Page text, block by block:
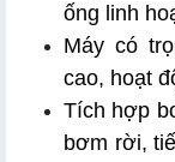
ống linh
Máy có
cao, hoạt
Tích hợp
bơm rời,